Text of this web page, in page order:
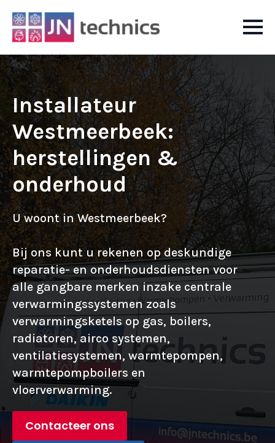
Installateur
Westmeerbeek:
herstellingen &
onderhoud
U woont in Westmeerbeek?
Bij ons kunt u rekenen op deskundige
reparatie- en onderhoudsdiensten voor
alle gangbare merken inzake centrale
verwarmingssystemen zoals
verwarmingsketels op gas, boilers,
radiatoren, airco systemen,
ventilatiesystemen, warmtepompen,
warmtepompboilers en
vloerverwarming.
Contacteer ons